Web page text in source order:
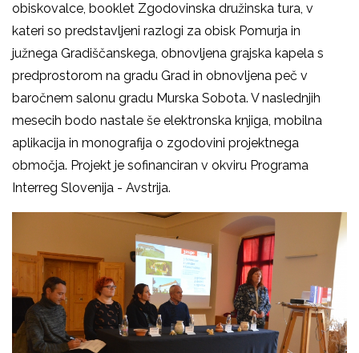
obiskovalce, booklet Zgodovinska družinska tura, v
kateri so predstavljeni razlogi za obisk Pomurja in
južnega Gradiščanskega, obnovljena grajska kapela s
predprostorom na gradu Grad in obnovljena peč v
baročnem salonu gradu Murska Sobota. V naslednjih
mesecih bodo nastale še elektronska knjiga, mobilna
aplikacija in monografija o zgodovini projektnega
območja. Projekt je sofinanciran v okviru Programa
Interreg Slovenija - Avstrija.